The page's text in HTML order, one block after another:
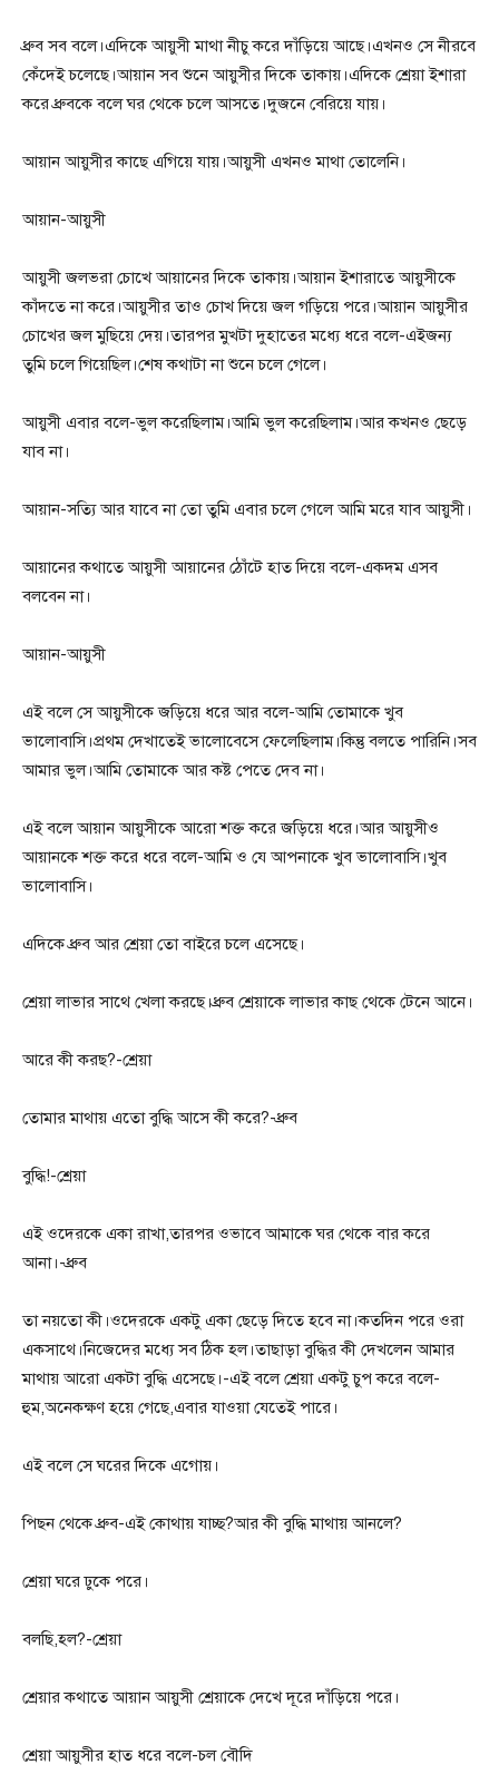
ধ্রুব সব বলে।এদিকে আয়ুসী মাথা নীচু করে দাঁড়িয়ে আছে।এখনও সে নীরবে
কেঁদেই চলেছে।আয়ান সব শুনে আয়ুসীর দিকে তাকায়।এদিকে শ্রেয়া ইশারা
করে ধ্রুবকে বলে ঘর থেকে চলে আসতে।দুজনে বেরিয়ে যায়।
আয়ান আয়ুসীর কাছে এগিয়ে যায়।আয়ুসী এখনও মাথা তোলেনি।
আয়ান-আয়ুসী
আয়ুসী জলভরা চোখে আয়ানের দিকে তাকায়।আয়ান ইশারাতে আয়ুসীকে
কাঁদতে না করে।আয়ুসীর তাও চোখ দিয়ে জল গড়িয়ে পরে।আয়ান আয়ুসীর
চোখের জল মুছিয়ে দেয়।তারপর মুখটা দুহাতের মধ্যে ধরে বলে-এইজন্য
তুমি চলে গিয়েছিল।শেষ কথাটা না শুনে চলে গেলে।
আয়ুসী এবার বলে-ভুল করেছিলাম।আমি ভুল করেছিলাম।আর কখনও ছেড়ে
যাব না।
আয়ান-সত্যি আর যাবে না তো তুমি এবার চলে গেলে আমি মরে যাব আয়ুসী।
আয়ানের কথাতে আয়ুসী আয়ানের ঠোঁটে হাত দিয়ে বলে-একদম এসব
বলবেন না।
আয়ান-আয়ুসী
এই বলে সে আয়ুসীকে জড়িয়ে ধরে আর বলে-আমি তোমাকে খুব
ভালোবাসি।প্রথম দেখাতেই ভালোবেসে ফেলেছিলাম।কিন্তু বলতে পারিনি।সব
আমার ভুল।আমি তোমাকে আর কষ্ট পেতে দেব না।
এই বলে আয়ান আয়ুসীকে আরো শক্ত করে জড়িয়ে ধরে।আর আয়ুসীও
আয়ানকে শক্ত করে ধরে বলে-আমি ও যে আপনাকে খুব ভালোবাসি।খুব
ভালোবাসি।
এদিকে ধ্রুব আর শ্রেয়া তো বাইরে চলে এসেছে।
শ্রেয়া লাভার সাথে খেলা করছে।ধ্রুব শ্রেয়াকে লাভার কাছ থেকে টেনে আনে।
আরে কী করছ?-শ্রেয়া
তোমার মাথায় এতো বুদ্ধি আসে কী করে?-ধ্রুব
বুদ্ধি!-শ্রেয়া
এই ওদেরকে একা রাখা,তারপর ওভাবে আমাকে ঘর থেকে বার করে
আনা।-ধ্রুব
তা নয়তো কী।ওদেরকে একটু একা ছেড়ে দিতে হবে না।কতদিন পরে ওরা
একসাথে।নিজেদের মধ্যে সব ঠিক হল।তাছাড়া বুদ্ধির কী দেখলেন আমার
মাথায় আরো একটা বুদ্ধি এসেছে।-এই বলে শ্রেয়া একটু চুপ করে বলে-
হুম,অনেকক্ষণ হয়ে গেছে,এবার যাওয়া যেতেই পারে।
এই বলে সে ঘরের দিকে এগোয়।
পিছন থেকে ধ্রুব-এই কোথায় যাচ্ছ?আর কী বুদ্ধি মাথায় আনলে?
শ্রেয়া ঘরে ঢুকে পরে।
বলছি,হল?-শ্রেয়া
শ্রেয়ার কথাতে আয়ান আয়ুসী শ্রেয়াকে দেখে দূরে দাঁড়িয়ে পরে।
শ্রেয়া আয়ুসীর হাত ধরে বলে-চল বৌদি